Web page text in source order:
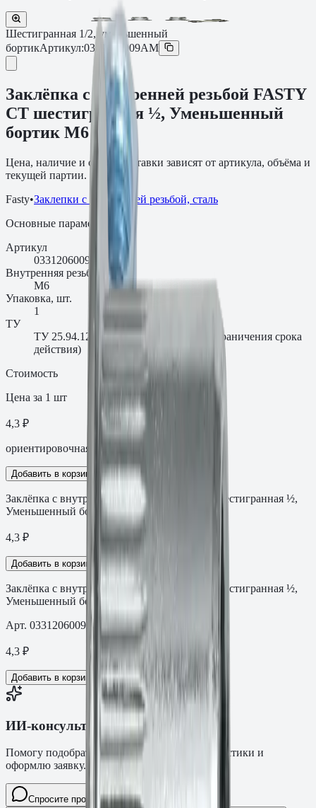
Шестигранная 1/2, уменьшенный
бортикАртикул:0331206009AM
Заклёпка с внутренней резьбой FASTY
СТ шестигранная ½, Уменьшенный
бортик M6
Цена, наличие и сроки поставки зависят от артикула, объёма и
текущей партии.
Fasty•Заклепки с внутренней резьбой, сталь
Основные параметры
Артикул
0331206009AM
Внутренняя резьба, мм
M6
Упаковка, шт.
1
ТУ
ТУ 25.94.12-003-00654724-2018 (без ограничения срока
действия)
Стоимость
Цена за 1 шт
4,3 ₽
ориентировочная цена с НДС
Добавить в корзину
Заклёпка с внутренней резьбой FASTY СТ шестигранная ½,
Уменьшенный бортик M6
4,3 ₽
Добавить в корзину
Заклёпка с внутренней резьбой FASTY СТ шестигранная ½,
Уменьшенный бортик M6
Арт. 0331206009AM
4,3 ₽
Добавить в корзину
ИИ-консультант Fasty
Помогу подобрать товар, расскажу характеристики и
оформлю заявку.
Спросите про крепёж Fasty…